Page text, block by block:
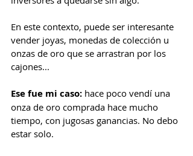
En este contexto, puede ser interesante
vender joyas, monedas de colección u
onzas de oro que se arrastran por los
cajones...
Ese fue mi caso: hace poco vendí una
onza de oro comprada hace mucho
tiempo, con jugosas ganancias. No debo
estar solo.